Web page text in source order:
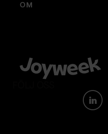
OM
Webbshop
Medarbetarportal